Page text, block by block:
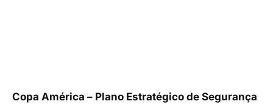
Copa América – Plano Estratégico de Segurança